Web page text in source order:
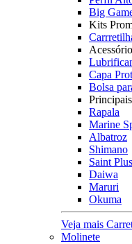
Big
Kits
Capa
Bolsa
Rapala
Marine
Albatroz
Shimano
Saint Plus
Daiwa
Maruri
Okuma
Veja mais
Molinete